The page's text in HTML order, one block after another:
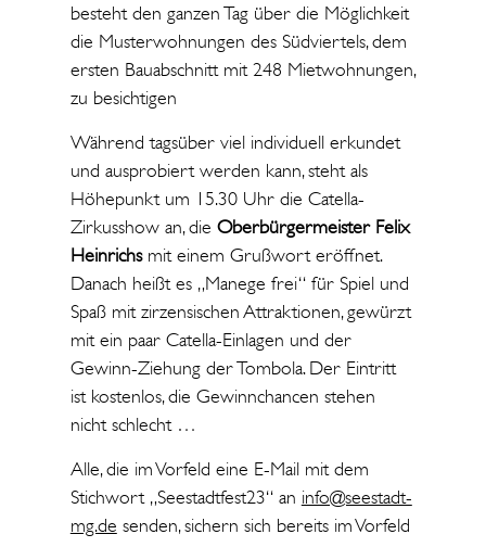
besteht den ganzen Tag über die Möglichkeit
die Musterwohnungen des Südviertels, dem
ersten Bauabschnitt mit 248 Mietwohnungen,
zu besichtigen
Während tagsüber viel individuell erkundet
und ausprobiert werden kann, steht als
Höhepunkt um 15.30 Uhr die Catella-
Zirkusshow an, die Oberbürgermeister Felix
Heinrichsmit einem Grußwort eröffnet.
Danach heißt es „Manege frei“ für Spiel und
Spaß mit zirzensischen Attraktionen, gewürzt
mit ein paar Catella-Einlagen und der
Gewinn-Ziehung der Tombola. Der Eintritt
ist kostenlos, die Gewinnchancen stehen
nicht schlecht …
Alle, die im Vorfeld eine E-Mail mit dem
Stichwort „Seestadtfest23“ an info@seestadt-
mg.de senden, sichern sich bereits im Vorfeld